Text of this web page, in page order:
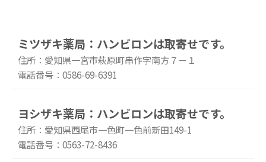
ミツザキ薬局：ハンビロンは取寄せです。
住所：愛知県一宮市萩原町串作字南方７－１
電話番号：0586-69-6391
ヨシザキ薬局：ハンビロンは取寄せです。
住所：愛知県西尾市一色町一色前新田149-1
電話番号：0563-72-8436